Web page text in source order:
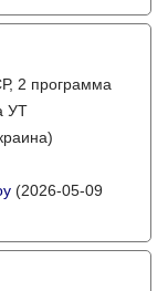
2 программа
УТ
(2026-05-09